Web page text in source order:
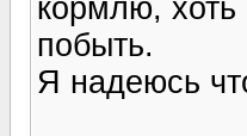
кормлю, хоть
побыть.
Я надеюсь